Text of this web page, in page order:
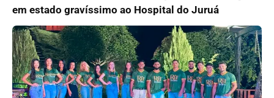
em estado gravíssimo ao Hospital do Juruá